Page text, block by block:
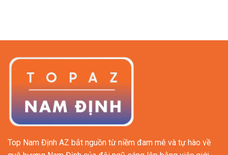
Top Nam Định AZ bắt nguồn từ niềm đam mê và tự hào về